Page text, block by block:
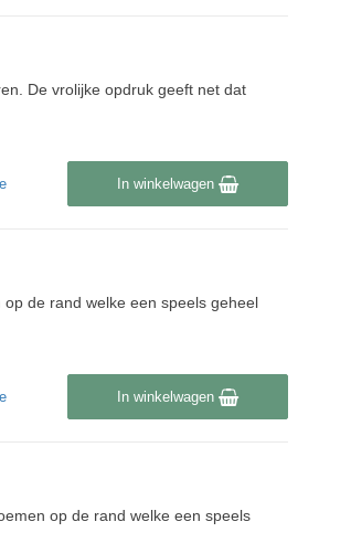
De vrolijke opdruk geeft net dat
In winkelwagen
de rand welke een speels geheel
In winkelwagen
op de rand welke een speels